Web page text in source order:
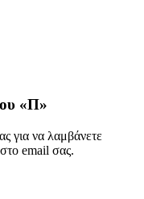
«Π»
για να λαμβάνετε
στο email σας.